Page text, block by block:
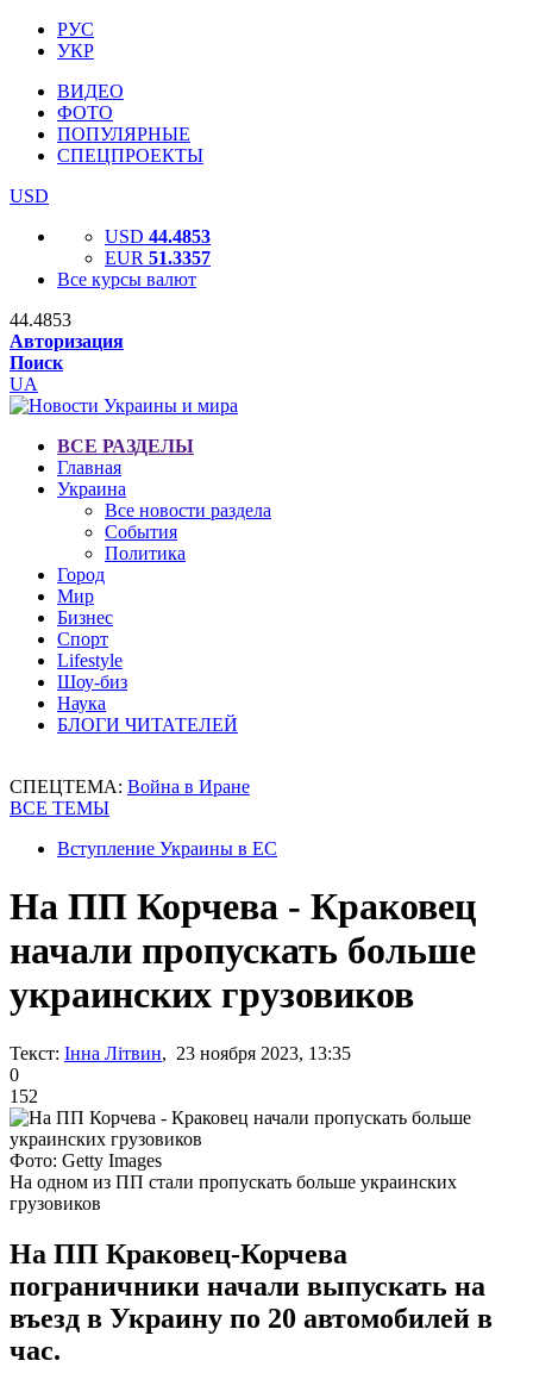
РУС
УКР
ВИДЕО
ФОТО
ПОПУЛЯРНЫЕ
СПЕЦПРОЕКТЫ
USD
USD 44.4853
EUR 51.3357
Все курсы валют
44.4853
Авторизация
Поиск
UA
ВСЕ РАЗДЕЛЫ
Главная
Украина
Все новости раздела
События
Политика
Город
Мир
Бизнес
Спорт
Lifestyle
Шоу-биз
Наука
БЛОГИ ЧИТАТЕЛЕЙ
СПЕЦТЕМА: Война в Иране
ВСЕ ТЕМЫ
Вступление Украины в ЕС
На ПП Корчева - Краковец
начали пропускать больше
украинских грузовиков
Текст: Інна Літвин, 23 ноября 2023, 13:35
0
152
Фото: Getty Images
На одном из ПП стали пропускать больше украинских
грузовиков
На ПП Краковец-Корчева
пограничники начали выпускать на
въезд в Украину по 20 автомобилей в
час.